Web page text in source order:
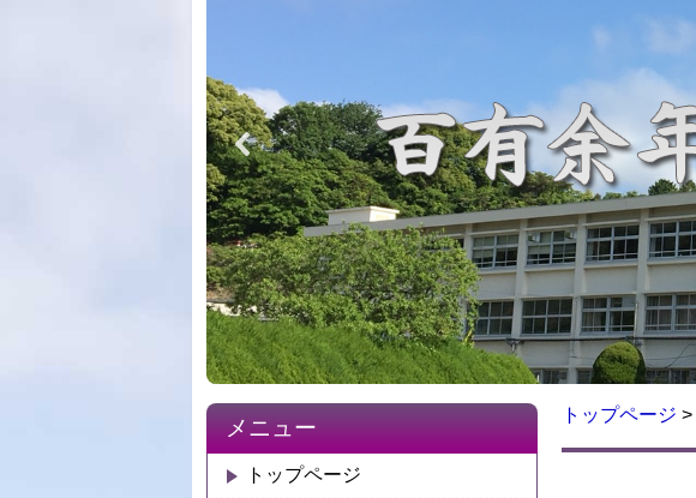
トップページ >
メニュー
トップページ